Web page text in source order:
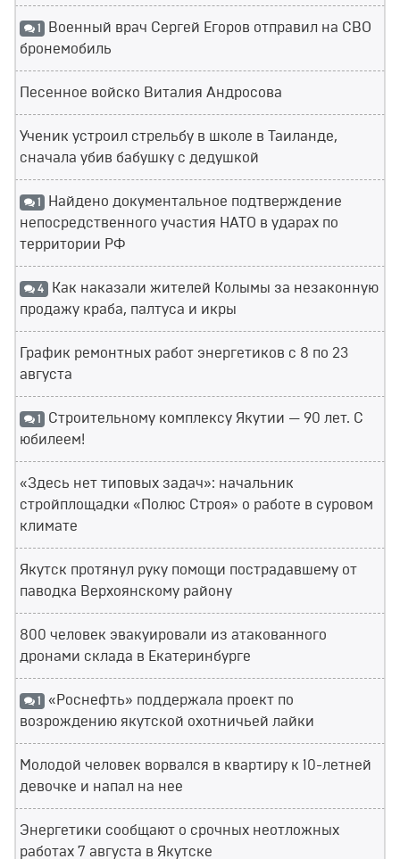
1 Военный врач Сергей Егоров отправил на СВО
бронемобиль
Песенное войско Виталия Андросова
Ученик устроил стрельбу в школе в Таиланде,
сначала убив бабушку с дедушкой
1 Найдено документальное подтверждение
непосредственного участия НАТО в ударах по
территории РФ
4 Как наказали жителей Колымы за незаконную
продажу краба, палтуса и икры
График ремонтных работ энергетиков с 8 по 23
августа
1 Строительному комплексу Якутии — 90 лет. С
юбилеем!
«Здесь нет типовых задач»: начальник
стройплощадки «Полюс Строя» о работе в суровом
климате
Якутск протянул руку помощи пострадавшему от
паводка Верхоянскому району
800 человек эвакуировали из атакованного
дронами склада в Екатеринбурге
1 «Роснефть» поддержала проект по
возрождению якутской охотничьей лайки
Молодой человек ворвался в квартиру к 10-летней
девочке и напал на нее
Энергетики сообщают о срочных неотложных
работах 7 августа в Якутске